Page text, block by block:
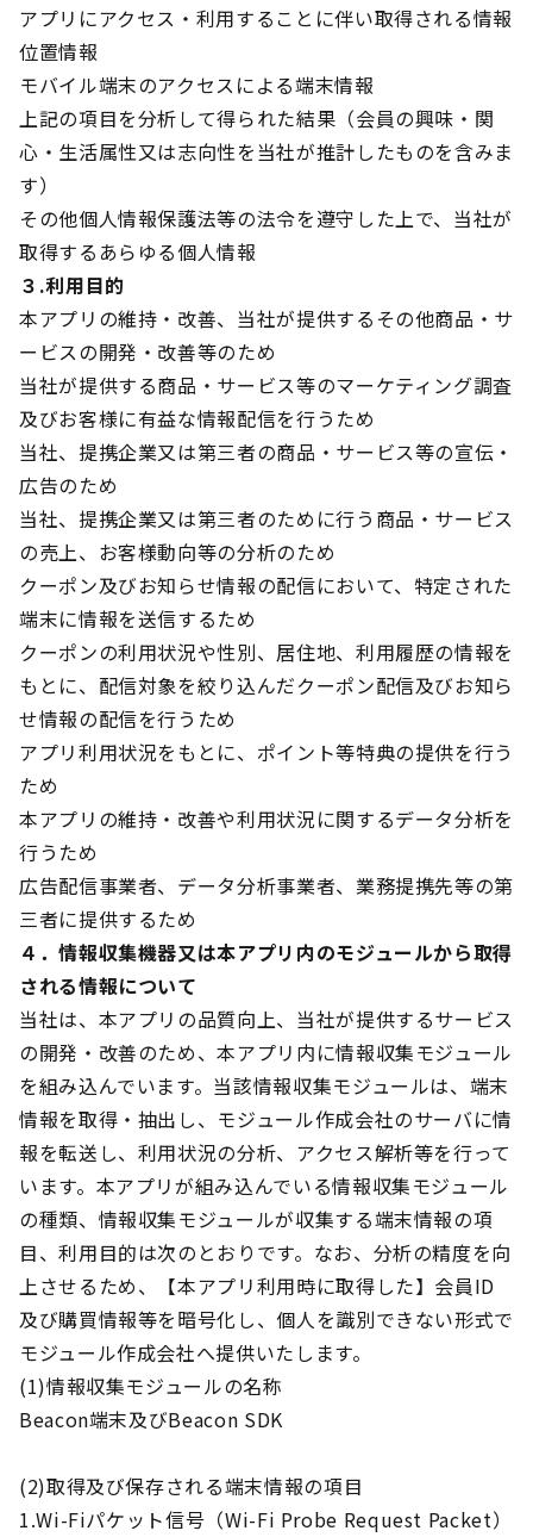
アプリにアクセス・利用することに伴い取得される情報
位置情報
モバイル端末のアクセスによる端末情報
上記の項目を分析して得られた結果（会員の興味・関
心・生活属性又は志向性を当社が推計したものを含みま
す）
その他個人情報保護法等の法令を遵守した上で、当社が
取得するあらゆる個人情報
３.利用目的
本アプリの維持・改善、当社が提供するその他商品・サ
ービスの開発・改善等のため
当社が提供する商品・サービス等のマーケティング調査
及びお客様に有益な情報配信を行うため
当社、提携企業又は第三者の商品・サービス等の宣伝・
広告のため
当社、提携企業又は第三者のために行う商品・サービス
の売上、お客様動向等の分析のため
クーポン及びお知らせ情報の配信において、特定された
端末に情報を送信するため
クーポンの利用状況や性別、居住地、利用履歴の情報を
もとに、配信対象を絞り込んだクーポン配信及びお知ら
せ情報の配信を行うため
アプリ利用状況をもとに、ポイント等特典の提供を行う
ため
本アプリの維持・改善や利用状況に関するデータ分析を
行うため
広告配信事業者、データ分析事業者、業務提携先等の第
三者に提供するため
４．情報収集機器又は本アプリ内のモジュールから取得
される情報について
当社は、本アプリの品質向上、当社が提供するサービス
の開発・改善のため、本アプリ内に情報収集モジュール
を組み込んでいます。当該情報収集モジュールは、端末
情報を取得・抽出し、モジュール作成会社のサーバに情
報を転送し、利用状況の分析、アクセス解析等を行って
います。本アプリが組み込んでいる情報収集モジュール
の種類、情報収集モジュールが収集する端末情報の項
目、利用目的は次のとおりです。なお、分析の精度を向
上させるため、【本アプリ利用時に取得した】会員ID
及び購買情報等を暗号化し、個人を識別できない形式で
モジュール作成会社へ提供いたします。
(1)情報収集モジュールの名称
Beacon端末及びBeacon SDK
(2)取得及び保存される端末情報の項目
1.Wi-Fiパケット信号（Wi-Fi Probe Request Packet）